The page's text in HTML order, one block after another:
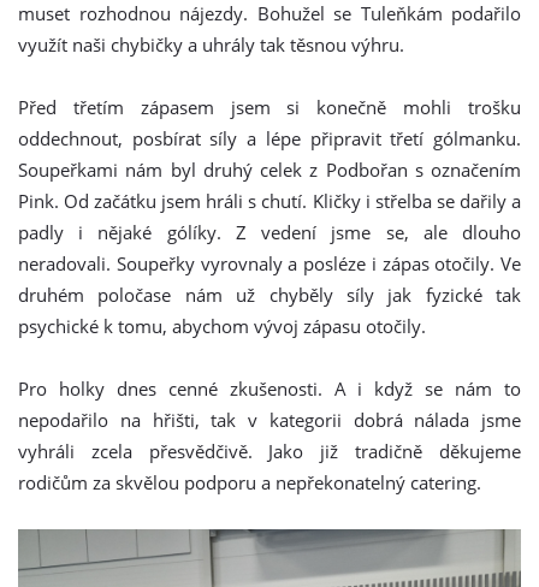
muset rozhodnou nájezdy. Bohužel se Tuleňkám podařilo
využít naši chybičky a uhrály tak těsnou výhru.
Před třetím zápasem jsem si konečně mohli trošku
oddechnout, posbírat síly a lépe připravit třetí gólmanku.
Soupeřkami nám byl druhý celek z Podbořan s označením
Pink. Od začátku jsem hráli s chutí. Kličky i střelba se dařily a
padly i nějaké gólíky. Z vedení jsme se, ale dlouho
neradovali. Soupeřky vyrovnaly a posléze i zápas otočily. Ve
druhém poločase nám už chyběly síly jak fyzické tak
psychické k tomu, abychom vývoj zápasu otočily.
Pro holky dnes cenné zkušenosti. A i když se nám to
nepodařilo na hřišti, tak v kategorii dobrá nálada jsme
vyhráli zcela přesvědčivě. Jako již tradičně děkujeme
rodičům za skvělou podporu a nepřekonatelný catering.